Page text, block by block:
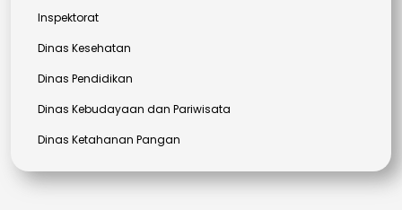
Inspektorat
Dinas Kesehatan
Dinas Pendidikan
Dinas Kebudayaan dan Pariwisata
Dinas Ketahanan Pangan
Dinas Ketenagakerjaan